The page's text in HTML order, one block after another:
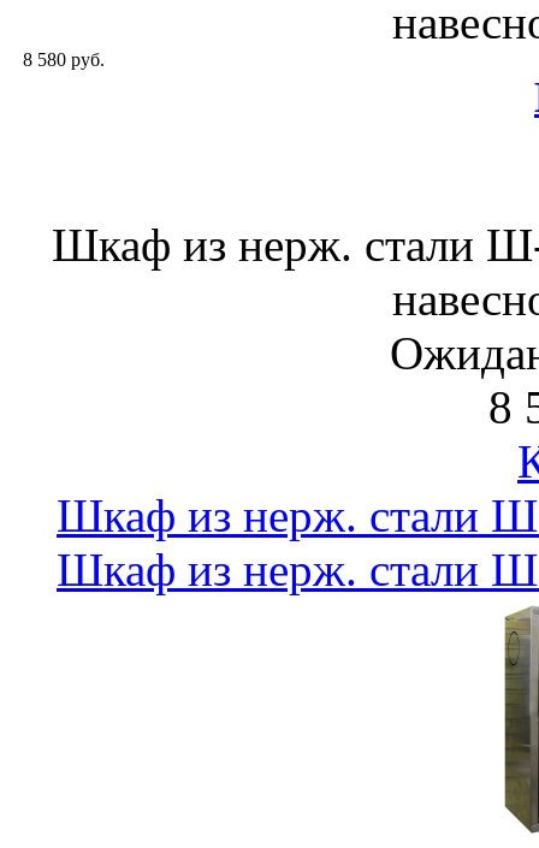
8 580 руб.
Шкаф из нерж. стали
8
Шкаф из нерж. стали
Шкаф из нерж. стали